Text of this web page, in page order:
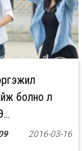
болно л
2016-03-16